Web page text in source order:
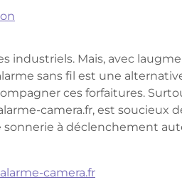
industriels. Mais, avec
sans fil est une
ces forfaitures.
camera.fr, est
sonnerie à déclenchement
camera.fr